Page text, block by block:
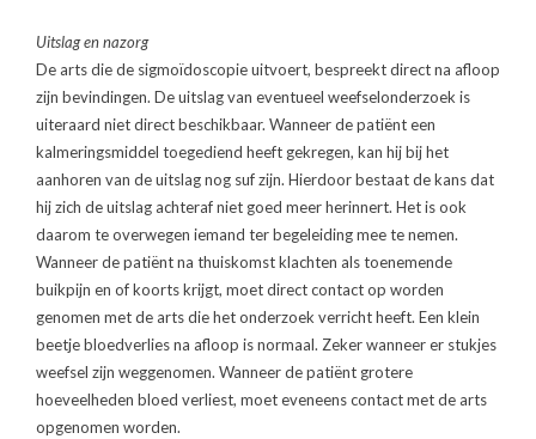
Uitslag en nazorg
De arts die de sigmoïdoscopie uitvoert, bespreekt direct na afloop
zijn bevindingen. De uitslag van eventueel weefselonderzoek is
uiteraard niet direct beschikbaar. Wanneer de patiënt een
kalmeringsmiddel toegediend heeft gekregen, kan hij bij het
aanhoren van de uitslag nog suf zijn. Hierdoor bestaat de kans dat
hij zich de uitslag achteraf niet goed meer herinnert. Het is ook
daarom te overwegen iemand ter begeleiding mee te nemen.
Wanneer de patiënt na thuiskomst klachten als toenemende
buikpijn en of koorts krijgt, moet direct contact op worden
genomen met de arts die het onderzoek verricht heeft. Een klein
beetje bloedverlies na afloop is normaal. Zeker wanneer er stukjes
weefsel zijn weggenomen. Wanneer de patiënt grotere
hoeveelheden bloed verliest, moet eveneens contact met de arts
opgenomen worden.